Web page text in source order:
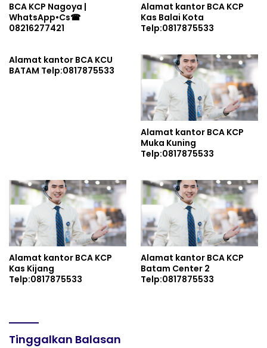
BCA KCP Nagoya |
WhatsApp•Cs☎
08216277421
Alamat kantor BCA KCP
Kas Balai Kota
Telp:0817875533
Alamat kantor BCA KCU
BATAM Telp:0817875533
Alamat kantor BCA KCP
Muka Kuning
Telp:0817875533
Alamat kantor BCA KCP
Kas Kijang
Telp:0817875533
Alamat kantor BCA KCP
Batam Center 2
Telp:0817875533
Tinggalkan Balasan